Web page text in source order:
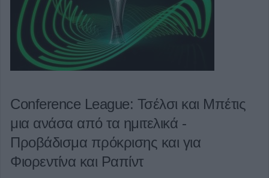
Conference League: Τσέλσι και Μπέτις
μια ανάσα από τα ημιτελικά -
Προβάδισμα πρόκρισης και για
Φιορεντίνα και Ραπίντ